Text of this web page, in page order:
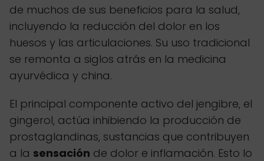
de muchos de sus beneficios para la salud,
incluyendo la reducción del dolor en los
huesos y las articulaciones. Su uso tradicional
se remonta a siglos atrás en la medicina
ayurvédica y china.
El principal componente activo del jengibre, el
gingerol, actúa inhibiendo la producción de
prostaglandinas, sustancias que contribuyen
a la sensación de dolor e inflamación. Esto lo